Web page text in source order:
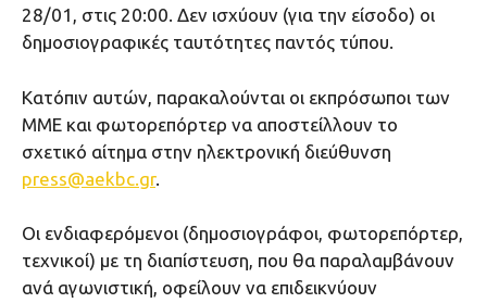
28/01, στις 20:00. Δεν ισχύουν (για την είσοδο) οι
δημοσιογραφικές ταυτότητες παντός τύπου.
Κατόπιν αυτών, παρακαλούνται οι εκπρόσωποι των
ΜΜΕ και φωτορεπόρτερ να αποστείλλουν το
σχετικό αίτημα στην ηλεκτρονική διεύθυνση
press@aekbc.gr.
Οι ενδιαφερόμενοι (δημοσιογράφοι, φωτορεπόρτερ,
τεχνικοί) με τη διαπίστευση, που θα παραλαμβάνουν
ανά αγωνιστική, οφείλουν να επιδεικνύουν